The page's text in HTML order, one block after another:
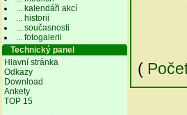
... kalendáři akcí
... historii
... současnosti
... fotogalerii
Technický panel
Hlavní stránka
Odkazy
Download
Ankety
TOP 15
(